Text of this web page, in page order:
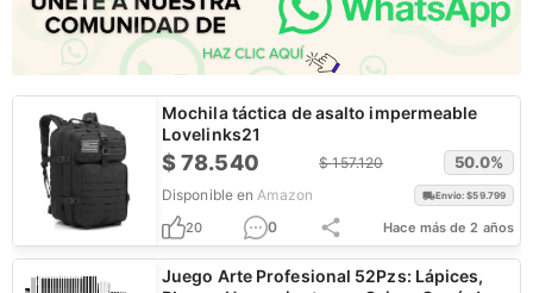
Mochila táctica de asalto impermeable
Lovelinks21
$78.540 $157.120 50.0%
Disponible en Amazon Envío: $59.799
20 0 Hace más de 2 años
Juego Arte Profesional 52Pzs: Lápices,